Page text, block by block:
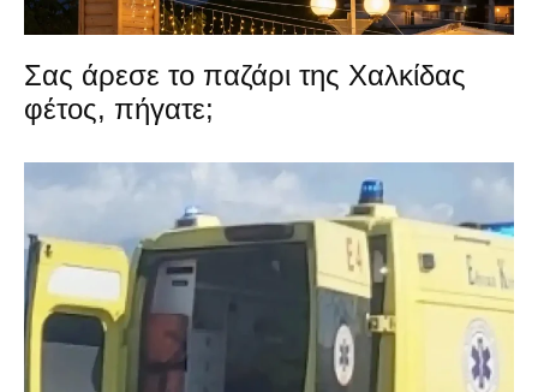
Σας άρεσε το παζάρι της Χαλκίδας
φέτος, πήγατε;